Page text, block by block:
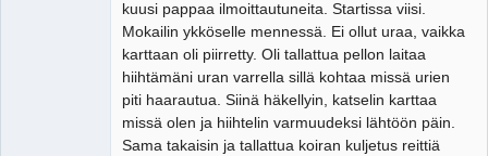
kuusi pappaa ilmoittautuneita. Startissa viisi.
Mokailin ykköselle mennessä. Ei ollut uraa, vaikka
karttaan oli piirretty. Oli tallattua pellon laitaa
hiihtämäni uran varrella sillä kohtaa missä urien
piti haarautua. Siinä häkellyin, katselin karttaa
missä olen ja hiihtelin varmuudeksi lähtöön päin.
Sama takaisin ja tallattua koiran kuljetus reittiä